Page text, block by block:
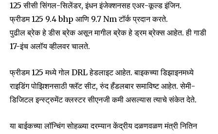
SUBSCRIBE
I've read and accept the
6,300
Fans
32,111
Followers
75
Followers
125 सीसी सिंगल-सिलेंडर, इंधन इंजेक्शनसह एअर-कूल्ड इंजिन.
फ्रीडम 125 9.4 bhp आणि 9.7 Nm टॉर्क प्रदान करते.
पुढील ब्रेक हे डीस ब्रेक असून मागील ब्रेक हे ड्रम ब्रेक्स आहेत. ही गाडी
17-इंच अलॉय व्हीलवर चालते.
फ्रीडम 125 मध्ये गोल DRL हेडलाइट आहेत. बाइकच्या डिझाइनमध्ये
राइडिंग पोझिशनसाठी फ्लॅट सीट, रुंद हँडलबार समाविष्ट आहेत. सेमी-
डिजिटल इन्स्ट्रुमेंट क्लस्टर सीएनजी कमी असल्यास त्याचे संकेत देते.
या बाईकच्या लॉन्चिंग सोहळ्या दरम्यान केंद्रीय दळणवळण मंत्री नितिन